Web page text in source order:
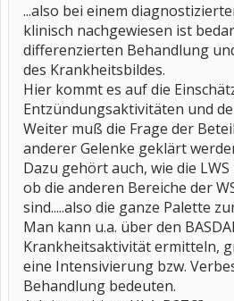
...also bei einem
klinisch nachgewiesen ist
differenzierten Behandlung
des Krankheitsbildes.
Hier kommt es auf die
Entzündungsaktivitäten und
Weiter muß die Frage der
anderer Gelenke geklärt
Dazu gehört auch, wie die
ob die anderen Bereiche der
sind.....also die ganze Palette
Man kann u.a. über den
Krankheitsaktivität ermitteln,
eine Intensivierung bzw.
Behandlung bedeuten.